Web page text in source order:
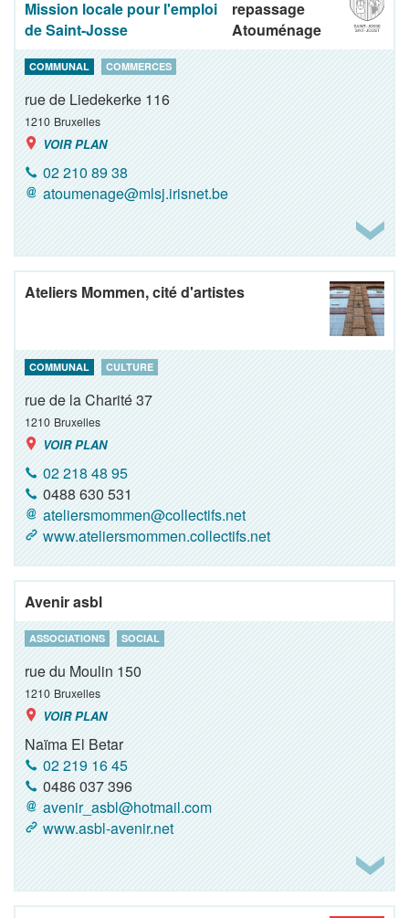
Mission locale pour l'emploi
de Saint-Josse
repassage
Atouménage
COMMUNAL COMMERCES
rue de Liedekerke 116
1210 Bruxelles
VOIR PLAN
02 210 89 38
atoumenage@mlsj.irisnet.be
Ateliers Mommen, cité d'artistes
COMMUNAL CULTURE
rue de la Charité 37
1210 Bruxelles
VOIR PLAN
02 218 48 95
0488 630 531
ateliersmommen@collectifs.net
www.ateliersmommen.collectifs.net
Avenir asbl
ASSOCIATIONS SOCIAL
rue du Moulin 150
1210 Bruxelles
VOIR PLAN
Naïma El Betar
02 219 16 45
0486 037 396
avenir_asbl@hotmail.com
www.asbl-avenir.net